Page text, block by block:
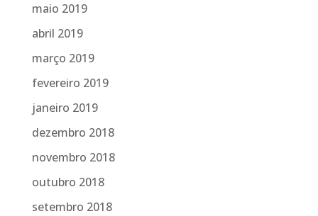
maio 2019
abril 2019
março 2019
fevereiro 2019
janeiro 2019
dezembro 2018
novembro 2018
outubro 2018
setembro 2018